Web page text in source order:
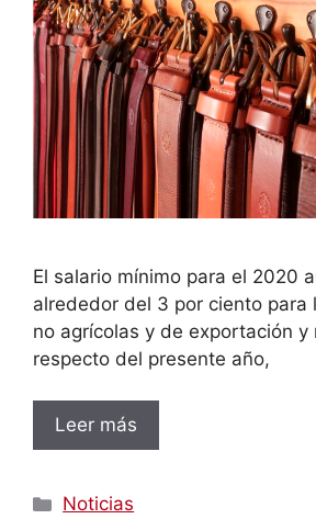
El salario mínimo para el 2020
alrededor del 3 por ciento para
no agrícolas y de exportación y
respecto del presente año,
Leer más
Categorías
Noticias